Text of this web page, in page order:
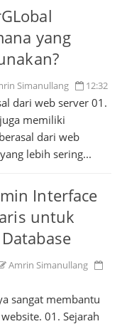
yang
Simanullang 12:32
dari web server 01.
memiliki
dari web
lebih sering...
Interface
untuk
Amrin Simanullang
sangat membantu
01. Sejarah